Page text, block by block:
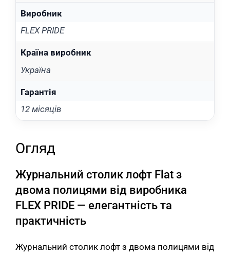
Виробник
FLEX PRIDE
Країна виробник
Україна
Гарантія
12 місяців
Огляд
Журнальний столик лофт Flat з
двома полицями від виробника
FLEX PRIDE — елегантність та
практичність
Журнальний столик лофт з двома полицями від